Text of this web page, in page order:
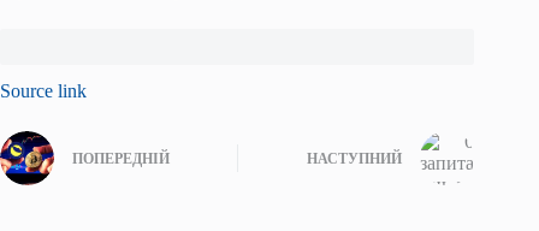
Source link
ПОПЕРЕДНІЙ НАСТУПНИЙ